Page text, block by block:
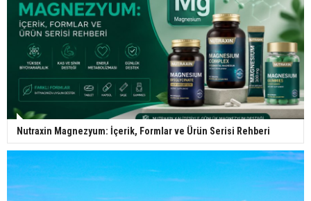
Nutraxin Magnezyum: İçerik, Formlar ve Ürün Serisi Rehberi